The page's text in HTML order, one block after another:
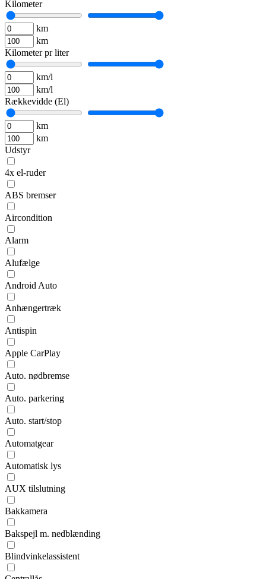
Kilometer
km
km
Kilometer pr liter
km/l
km/l
Rækkevidde (El)
km
km
Udstyr
4x el-ruder
ABS bremser
Aircondition
Alarm
Alufælge
Android Auto
Anhængertræk
Antispin
Apple CarPlay
Auto. nødbremse
Auto. parkering
Auto. start/stop
Automatgear
Automatisk lys
AUX tilslutning
Bakkamera
Bakspejl m. nedblænding
Blindvinkelassistent